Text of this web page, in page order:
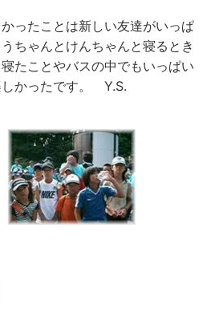
ったことは新しい友達がいっぱ
ちゃんとけんちゃんと寝るとき
たことやバスの中でもいっぱい
しかったです。 Y.S.